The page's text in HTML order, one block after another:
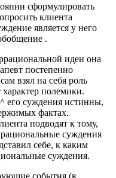
сформулировать
клиента
является у него
.
идеи она
постепенно
взял на себя роль
полемики.
его суждения истинны,
фактах.
подводят к тому,
суждения
себе, к каким
суждения.
события (в